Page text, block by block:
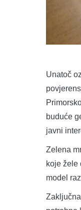
Unatoč
buduće
javni
Zelena
koje žele
model